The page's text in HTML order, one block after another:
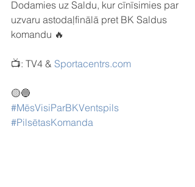
Dodamies uz Saldu, kur cīnīsimies par
uzvaru astodaļfinālā pret BK Saldus
komandu 🔥
📺: TV4 & Sportacentrs.com
🟡🔵
#MēsVisiParBKVentspils
#PilsētasKomanda